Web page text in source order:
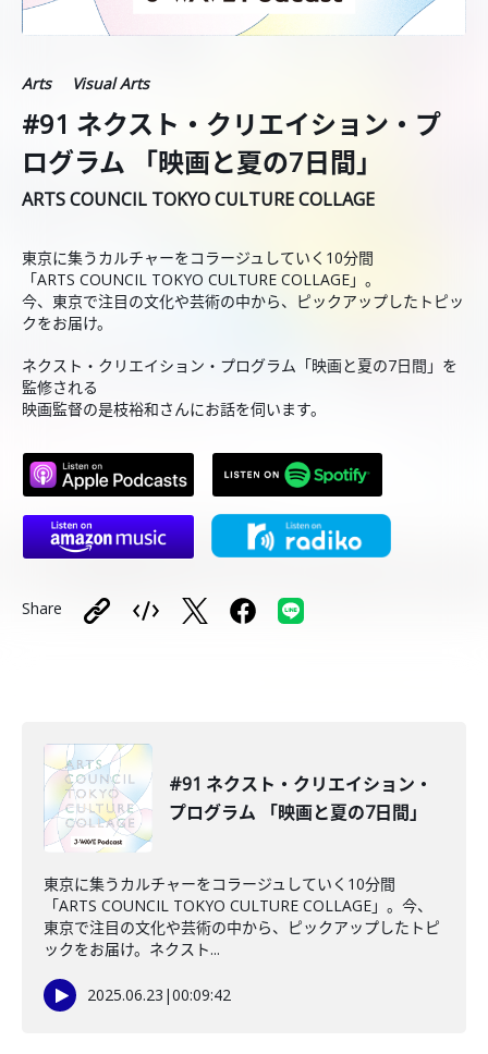
Arts Visual Arts
#91 ネクスト・クリエイション・プ
ログラム 「映画と夏の7日間」
ARTS COUNCIL TOKYO CULTURE COLLAGE
東京に集うカルチャーをコラージュしていく10分間
「ARTS COUNCIL TOKYO CULTURE COLLAGE」。
今、東京で注目の文化や芸術の中から、ピックアップしたトピッ
クをお届け。
ネクスト・クリエイション・プログラム「映画と夏の7日間」を
監修される
映画監督の是枝裕和さんにお話を伺います。
Share
#91 ネクスト・クリエイション・
プログラム 「映画と夏の7日間」
東京に集うカルチャーをコラージュしていく10分間
「ARTS COUNCIL TOKYO CULTURE COLLAGE」。今、
東京で注目の文化や芸術の中から、ピックアップしたトピ
ックをお届け。ネクスト...
2025.06.23 |00:09:42